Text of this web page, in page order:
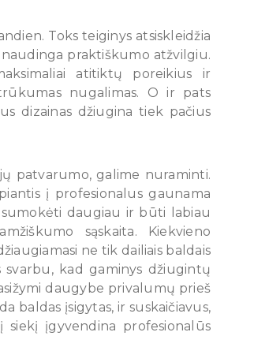
Toks teiginys atsiskleidžia
praktiškumo atžvilgiu.
atitiktų poreikius ir
nugalimas. O ir pats
dizainas džiugina tiek pačius
patvarumo, galime nuraminti.
į profesionalus gaunama
daugiau ir būti labiau
sąskaita. Kiekvieno
ne tik dailiais baldais
kad gaminys džiugintų
daugybe privalumų prieš
baldas įsigytas, ir suskaičiavus,
įgyvendina profesionalūs